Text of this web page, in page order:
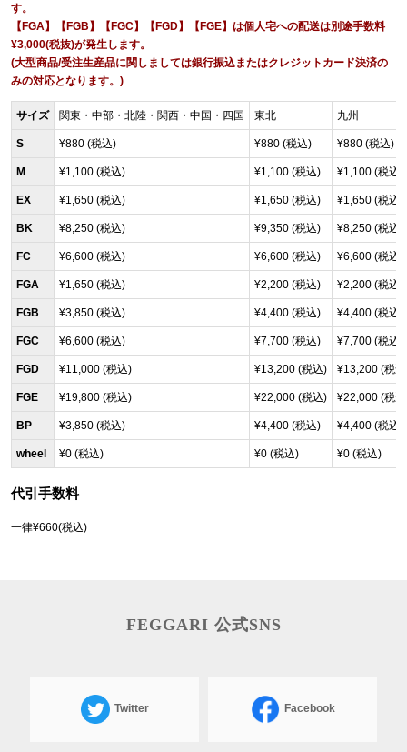
す。
【FGA】【FGB】【FGC】【FGD】【FGE】は個人宅への配送は別途手数料
¥3,000(税抜)が発生します。
(大型商品/受注生産品に関しましては銀行振込またはクレジットカード決済の
みの対応となります。)
サイズ 関東・中部・北陸・関西・中国・四国 東北 九州
S ¥880 (税込) ¥880 (税込) ¥880 (税込)
M ¥1,100 (税込) ¥1,100 (税込) ¥1,100 (税込)
EX ¥1,650 (税込) ¥1,650 (税込) ¥1,650 (税込)
BK ¥8,250 (税込) ¥9,350 (税込) ¥8,250 (税込)
FC ¥6,600 (税込) ¥6,600 (税込) ¥6,600 (税込)
FGA ¥1,650 (税込) ¥2,200 (税込) ¥2,200 (税込)
FGB ¥3,850 (税込) ¥4,400 (税込) ¥4,400 (税込)
FGC ¥6,600 (税込) ¥7,700 (税込) ¥7,700 (税込)
FGD ¥11,000 (税込) ¥13,200 (税込) ¥13,200 (税
FGE ¥19,800 (税込) ¥22,000 (税込) ¥22,000 (税
BP ¥3,850 (税込) ¥4,400 (税込) ¥4,400 (税込)
wheel ¥0 (税込) ¥0 (税込) ¥0 (税込)
代引手数料
一律¥660(税込)
FEGGARI 公式SNS
Twitter Facebook